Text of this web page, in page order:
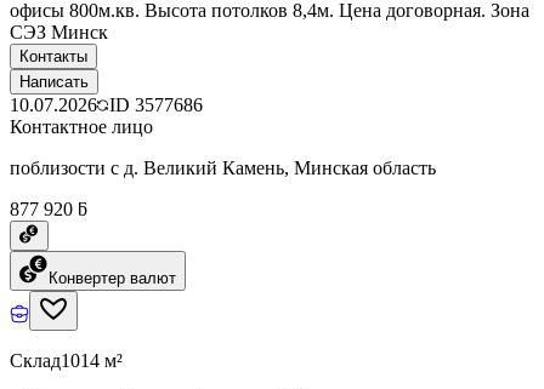
офисы 800м.кв. Высота потолков 8,4м. Цена договорная. Зона
СЭЗ Минск
Контакты
Написать
10.07.2026 ID 3577686
Контактное лицо
поблизости с д. Великий Камень, Минская область
877 920 ƃ
Конвертер валют
Склад1014 м²